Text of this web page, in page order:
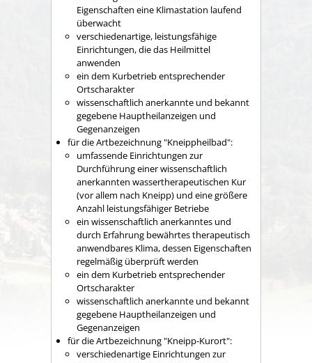
Eigenschaften eine Klimastation laufend
überwacht
verschiedenartige, leistungsfähige
Einrichtungen,die das Heilmittel
anwenden
ein dem Kurbetrieb entsprechender
Ortscharakter
wissenschaftlich anerkannte und bekannt
gegebene Hauptheilanzeigen und
Gegenanzeigen
für die Artbezeichnung "Kneippheilbad":
umfassende Einrichtungen zur
Durchführung einer wissenschaftlich
anerkannten wassertherapeutischen Kur
(vor allem nach Kneipp) und eine größere
Anzahl leistungsfähiger Betriebe
ein wissenschaftlich anerkanntes und
durch Erfahrung bewährtes therapeutisch
anwendbares Klima, dessen Eigenschaften
regelmäßig überprüft werden
ein dem Kurbetrieb entsprechender
Ortscharakter
wissenschaftlich anerkannte und bekannt
gegebene Hauptheilanzeigen und
Gegenanzeigen
für die Artbezeichnung "Kneipp-Kurort":
verschiedenartige Einrichtungen zur